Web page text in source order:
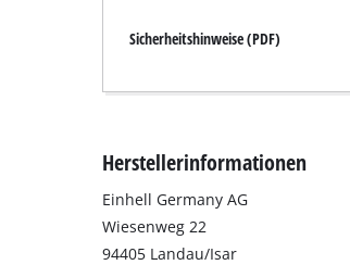
Sicherheitshinweise (PDF)
Herstellerinformationen
Einhell Germany AG
Wiesenweg 22
94405 Landau/Isar